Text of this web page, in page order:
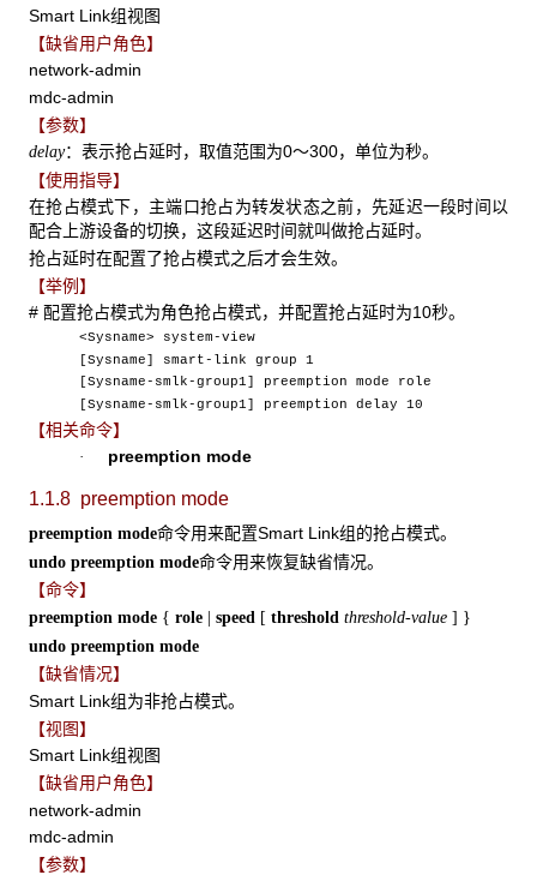
Smart Link组视图
【缺省用户角色】
network-admin
mdc-admin
【参数】
delay：表示抢占延时，取值范围为0～300，单位为秒。
【使用指导】
在抢占模式下，主端口抢占为转发状态之前，先延迟一段时间以
配合上游设备的切换，这段延迟时间就叫做抢占延时。
抢占延时在配置了抢占模式之后才会生效。
【举例】
# 配置抢占模式为角色抢占模式，并配置抢占延时为10秒。
<Sysname> system-view
[Sysname] smart-link group 1
[Sysname-smlk-group1] preemption mode role
[Sysname-smlk-group1] preemption delay 10
【相关命令】
· preemption mode
1.1.8 preemption mode
preemption mode命令用来配置Smart Link组的抢占模式。
undo preemption mode命令用来恢复缺省情况。
【命令】
preemption mode { role speed [ threshold threshold-value ] }
undo preemption mode
【缺省情况】
Smart Link组为非抢占模式。
【视图】
Smart Link组视图
【缺省用户角色】
network-admin
mdc-admin
【参数】